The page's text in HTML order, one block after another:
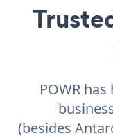
POWR
(besides